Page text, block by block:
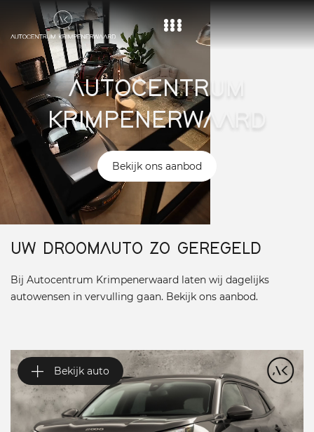
Home
Aanbod
Diensten
Over ons
Vacature
Contact
AUTOCENTRUM
KRIMPENERWAARD
Bekijk ons aanbod
UW DROOMAUTO ZO GEREGELD
Bij Autocentrum Krimpenerwaard laten wij dagelijks
autowensen in vervulling gaan. Bekijk ons aanbod.
Bekijk auto